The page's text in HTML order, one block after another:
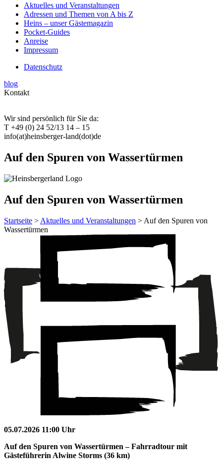
Aktuelles und Veranstaltungen
Adressen und Themen von A bis Z
Heins – unser Gästemagazin
Pocket-Guides
Anreise
Impressum
Datenschutz
blog
Kontakt
Wir sind persönlich für Sie da:
T +49 (0) 24 52/13 14 – 15
info(at)heinsberger-land(dot)de
Auf den Spuren von Wassertürmen
Auf den Spuren von Wassertürmen
Startseite > Aktuelles und Veranstaltungen > Auf den Spuren von
Wassertürmen
05.07.2026 11:00 Uhr
Auf den Spuren von Wassertürmen – Fahrradtour mit
Gästeführerin Alwine Storms (36 km)